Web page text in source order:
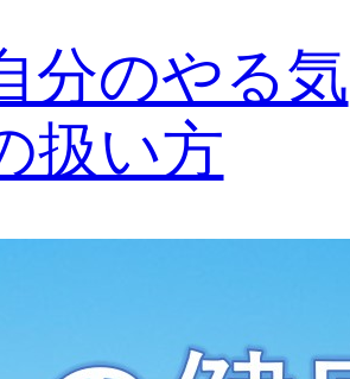
分のやる気
扱い方